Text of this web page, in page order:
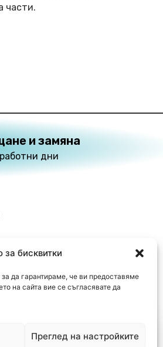
за бисквитки
да гарантираме, че ви предоставяме
на сайта вие се съгласявате да
Преглед на настройките
части.
и замяна
дни